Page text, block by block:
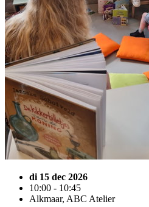
di 15 dec 2026
10:00 - 10:45
Alkmaar, ABC Atelier